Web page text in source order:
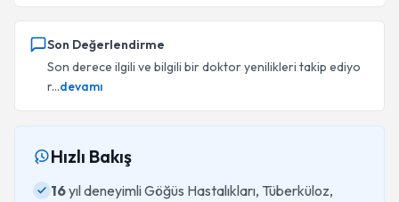
Son Değerlendirme
Son derece ilgili ve bilgili bir doktor yenilikleri takip ediyo
r...devamı
Hızlı Bakış
16yıl deneyimli Göğüs Hastalıkları, Tüberküloz,